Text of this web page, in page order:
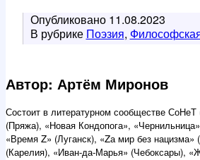
Опубликовано 11.08.2023
В рубрике Поэзия,
Автор: Артём Миронов
Состоит в литературном сообществе
(Пряжа), «Новая Кондопога»,
«Время Z» (Луганск), «Zа мир без
(Карелия), «Иван-да-Марья» (Чебоксары),